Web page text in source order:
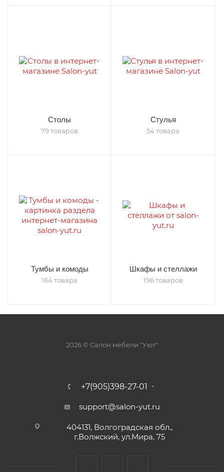
Столы
79 товаров
Стулья
54 товара
Тумбы и комоды
164 товара
Шкафы и стеллажи
196 товаров
2026 © Салон мебели "Уют"
+7(905)398-27-01
support@salon-yut.ru
404131, Волгоградская обл.,
г.Волжский, ул.Мира, 75